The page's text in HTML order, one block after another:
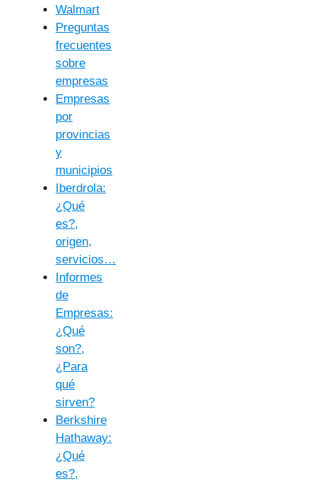
Walmart
Preguntas
frecuentes
sobre
empresas
Empresas
por
provincias
y
municipios
Iberdrola:
¿Qué
es?,
origen,
servicios…
Informes
de
Empresas:
¿Qué
son?,
¿Para
qué
sirven?
Berkshire
Hathaway:
¿Qué
es?,